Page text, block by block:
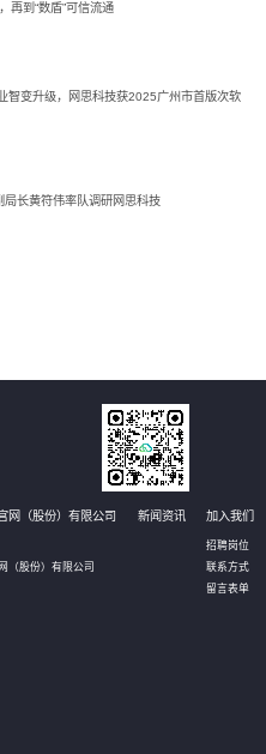
再到“数盾”可信流通
智变升级，网思科技获2025广州市首版次软
局长黄符伟率队调研网思科技
网（股份）有限公司
（股份）有限公司
新闻资讯 加入我们
招聘岗位
联系方式
留言表单